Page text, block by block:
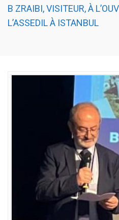
B ZRAIBI, VISITEUR, À
L’ASSEDIL À ISTANBUL